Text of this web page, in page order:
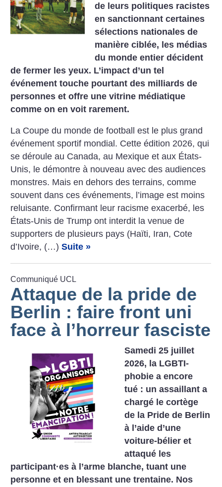
de leurs politiques racistes
en sanctionnant certaines
sélections nationales de
manière ciblée, les médias
du monde entier décident
de fermer les yeux. L’impact d’un tel
événement touche pourtant des milliards de
personnes et offre une vitrine médiatique
comme on en voit rarement.
La Coupe du monde de football est le plus grand
événement sportif mondial. Cette édition 2026, qui
se déroule au Canada, au Mexique et aux États-
Unis, le démontre à nouveau avec des audiences
­monstres. Mais en dehors des terrains, comme
souvent dans ces événements, l’image est moins
reluisante. Confirmant leur racisme exacerbé, les
États-Unis de Trump ont interdit la venue de
supporters de plusieurs pays (Haïti, Iran, Cote
d’Ivoire, (…)Suite »
Communiqué UCL
Attaque de la pride de
Berlin : faire front uni
face à l’horreur fasciste
Samedi 25 juillet
2026, la LGBTI-
phobie a encore
tué : un assaillant a
chargé le cortège
de la Pride de Berlin
à l’aide d’une
voiture-bélier et
attaqué les
participant·es à l’arme blanche, tuant une
personne et en blessant une trentaine. Nos